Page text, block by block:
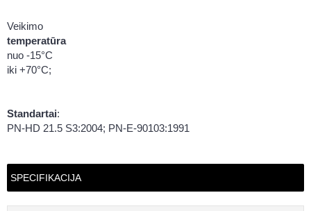
Veikimo
temperatūra
nuo -15°C
iki +70°C;
Standartai:
PN-HD 21.5 S3:2004; PN-E-90103:1991
SPECIFIKACIJA